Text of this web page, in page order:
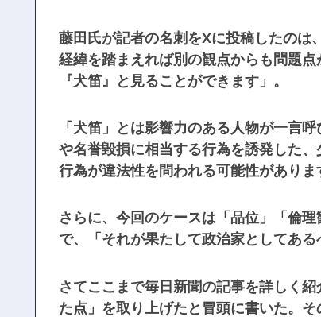
藤田氏が記者の名刺をXに投稿したのは
経緯を踏まえれば別の観点からも問題
『犬笛』と見ることができます」。
「犬笛」とは影響力のある人物が一言
や名誉毀損に相当する行為を誘発した
行為が違法性を問われる可能性がありま
さらに、今回のケースは「品位」「倫
で、「それが果たして政治家としてあ
さてここまで毎日新聞の記事を詳しく
た点」を取り上げたと冒頭に書いた。